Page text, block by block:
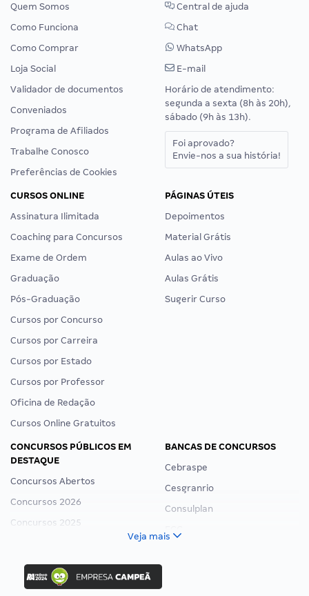
Quem Somos
Como Funciona
Como Comprar
Loja Social
Validador de documentos
Conveniados
Programa de Afiliados
Trabalhe Conosco
Preferências de Cookies
Central de ajuda
Chat
WhatsApp
E-mail
Horário de atendimento:
segunda a sexta (8h às 20h),
sábado (9h às 13h).
Foi aprovado?
Envie-nos a sua história!
CURSOS ONLINE
Assinatura Ilimitada
Coaching para Concursos
Exame de Ordem
Graduação
Pós-Graduação
Cursos por Concurso
Cursos por Carreira
Cursos por Estado
Cursos por Professor
Oficina de Redação
Cursos Online Gratuitos
PÁGINAS ÚTEIS
Depoimentos
Material Grátis
Aulas ao Vivo
Aulas Grátis
Sugerir Curso
CONCURSOS PÚBLICOS EM
DESTAQUE
Concursos Abertos
Concursos 2026
Concursos 2025
Concurso Nacional Unificado
Concurso Ibama
Concurso MPU
BANCAS DE CONCURSOS
Cebraspe
Cesgranrio
Consulplan
Veja mais